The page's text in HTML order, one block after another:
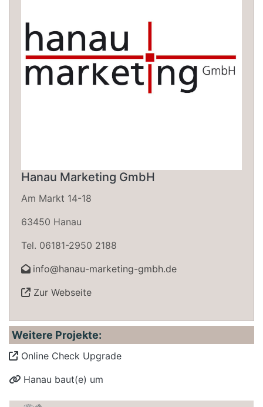
Hanau Marketing GmbH
Am Markt 14-18
63450 Hanau
Tel. 06181-2950 2188
info@hanau-marketing-gmbh.de
Zur Webseite
Weitere Projekte:
Online Check Upgrade
Hanau baut(e) um